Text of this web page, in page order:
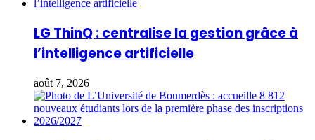
LG ThinQ : centralise la gestion grâce à
l’intelligence artificielle
août 7, 2026